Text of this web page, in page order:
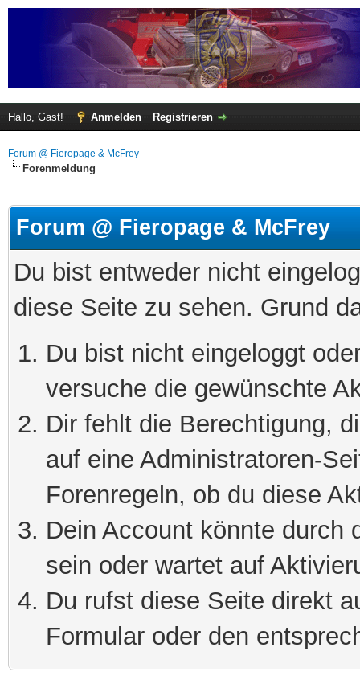
Hallo, Gast! Anmelden Registrieren
Forum @ Fieropage & McFrey
Forenmeldung
Forum @ Fieropage & McFrey
Du bist entweder nicht
diese Seite zu sehen. Grund
Du bist nicht eingeloggt
versuche die gewünschte
Dir fehlt die Berechtigung,
auf eine Administratoren-
Forenregeln, ob du diese
Dein Account könnte durch
sein oder wartet auf
Du rufst diese Seite direkt
Formular oder den